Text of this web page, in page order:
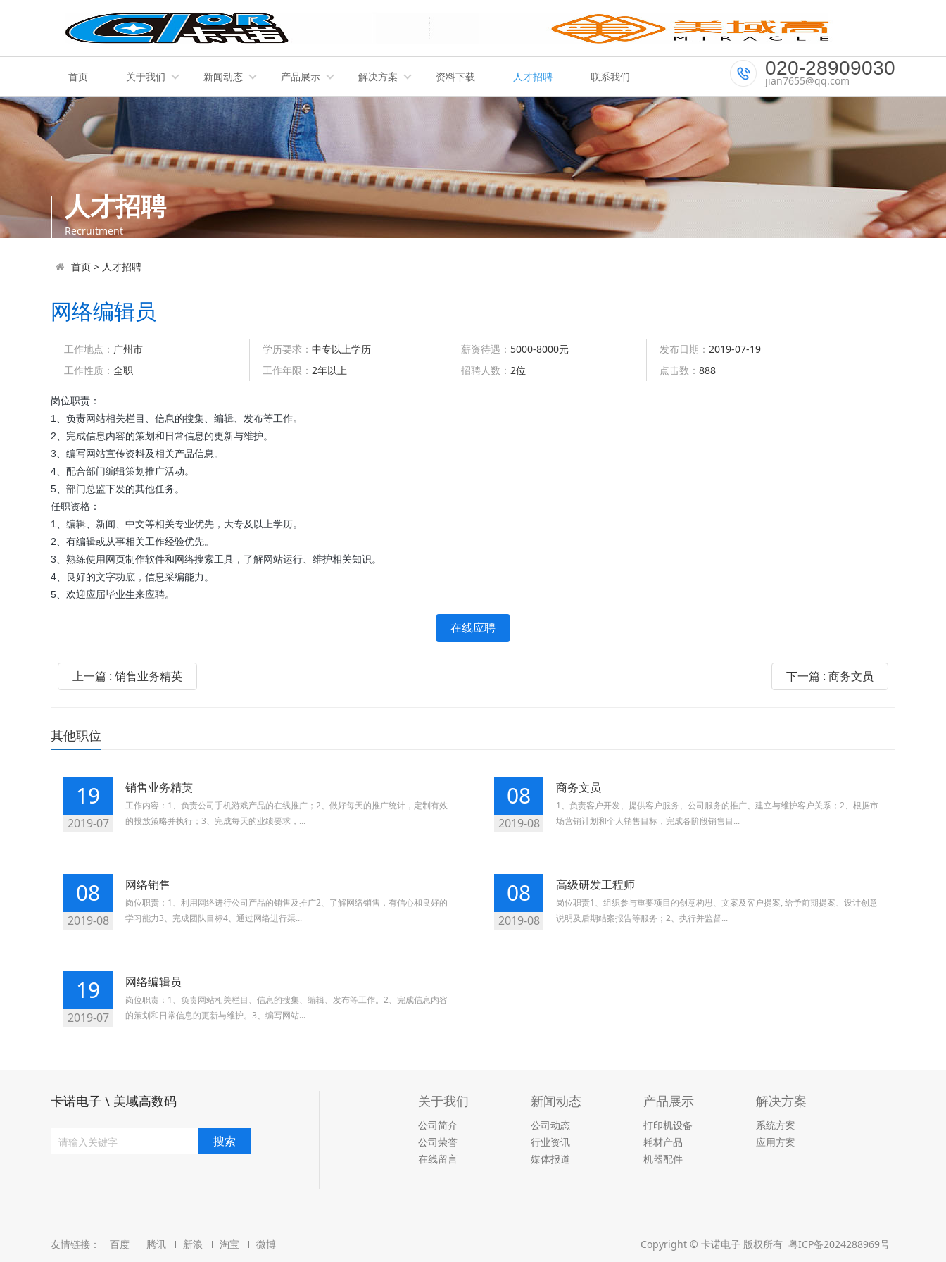
020-28909030
jian7655@qq.com
首页 关于我们 新闻动态 产品展示 解决方案 资料下载 人才招聘 联系我们
人才招聘
Recruitment
首页> 人才招聘
网络编辑员
工作地点： 广州市
工作性质： 全职
学历要求： 中专以上学历
工作年限： 2年以上
薪资待遇： 5000-8000元
招聘人数： 2位
发布日期： 2019-07-19
点击数： 888
岗位职责：
1、负责网站相关栏目、信息的搜集、编辑、发布等工作。
2、完成信息内容的策划和日常信息的更新与维护。
3、编写网站宣传资料及相关产品信息。
4、配合部门编辑策划推广活动。
5、部门总监下发的其他任务。
任职资格：
1、编辑、新闻、中文等相关专业优先，大专及以上学历。
2、有编辑或从事相关工作经验优先。
3、熟练使用网页制作软件和网络搜索工具，了解网站运行、维护相关知识。
4、良好的文字功底，信息采编能力。
5、欢迎应届毕业生来应聘。
在线应聘
上一篇 : 销售业务精英 下一篇 : 商务文员
其他职位
19
2019-07
销售业务精英
工作内容：1、负责公司手机游戏产品的在线推广；2、做好每天的推广统计，定制有效
的投放策略并执行；3、完成每天的业绩要求，...
08
2019-08
商务文员
1、负责客户开发、提供客户服务、公司服务的推广、建立与维护客户关系；2、根据市
场营销计划和个人销售目标，完成各阶段销售目...
08
2019-08
网络销售
岗位职责：1、利用网络进行公司产品的销售及推广2、了解网络销售，有信心和良好的
学习能力3、完成团队目标4、通过网络进行渠...
08
2019-08
高级研发工程师
岗位职责1、组织参与重要项目的创意构思、文案及客户提案, 给予前期提案、设计创意
说明及后期结案报告等服务；2、执行并监督...
19
2019-07
网络编辑员
岗位职责：1、负责网站相关栏目、信息的搜集、编辑、发布等工作。2、完成信息内容
的策划和日常信息的更新与维护。3、编写网站...
卡诺电子 \ 美域高数码 关于我们
公司简介
公司荣誉
在线留言
新闻动态
公司动态
行业资讯
媒体报道
产品展示
打印机设备
耗材产品
机器配件
解决方案
系统方案
应用方案
友情链接： 百度 腾讯 新浪 淘宝 微博 Copyright © 卡诺电子 版权所有 粤ICP备2024288969号